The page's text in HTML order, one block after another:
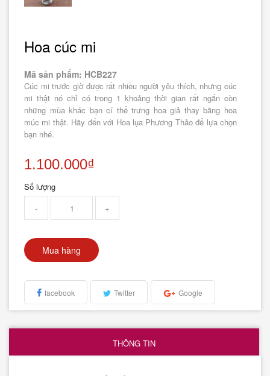
Hoa cúc mi
Mã sản phẩm: HCB227
Cúc mi trước giờ được rất nhiều người yêu thích, nhưng cúc
mi thật nó chỉ có trong 1 khoảng thời gian rất ngắn còn
những mùa khác bạn cí thể trưng hoa giả thay bằng hoa
múc mi thật. Hãy đến với Hoa lụa Phương Thảo để lựa chọn
bạn nhé.
1.100.000₫
Số lượng
-
+
Mua hàng
facebook Twitter Google
THÔNG TIN